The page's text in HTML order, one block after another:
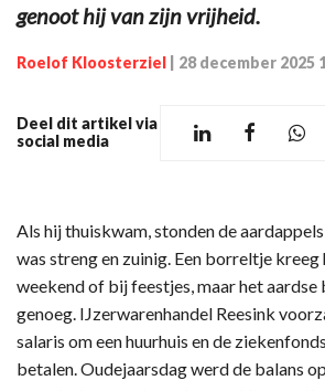
genoot hij van zijn vrijheid.
Roelof Kloosterziel 28 december 2025
Deel dit artikel via
social media
Als hij thuiskwam, stonden de
was streng en zuinig. Een borreltje kreeg
weekend of bij feestjes, maar het aardse
genoeg. IJzerwarenhandel Reesink
salaris om een huurhuis en de
betalen. Oudejaarsdag werd de balans